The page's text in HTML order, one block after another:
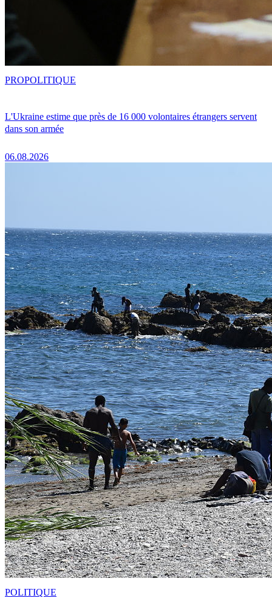
L'Ukraine estime que près de 16 000 volontaires étrangers servent
dans son armée
06.08.2026
PROPOLITIQUE
POLITIQUE